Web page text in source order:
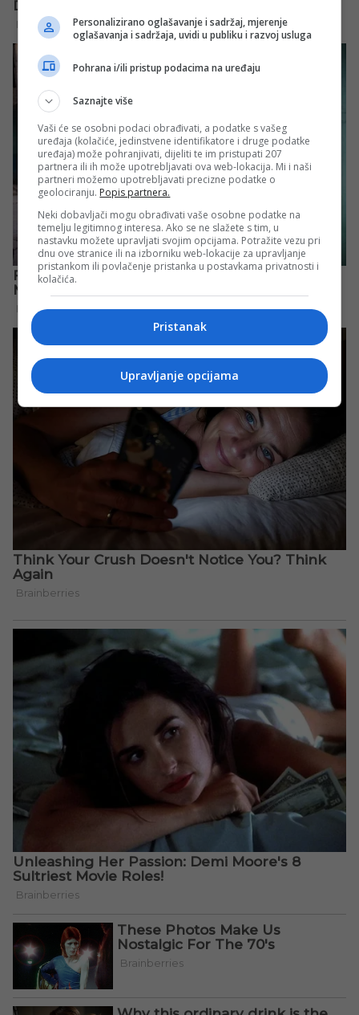
Personalizirano oglašavanje i sadržaj, mjerenje
oglašavanja i sadržaja, uvidi u publiku i razvoj usluga
Pohrana i/ili pristup podacima na uređaju
Saznajte više
Vaši će se osobni podaci obrađivati, a podatke s vašeg
uređaja (kolačiće, jedinstvene identifikatore i druge podatke
uređaja) može pohranjivati, dijeliti te im pristupati 207
partnera ili ih može upotrebljavati ova web-lokacija. Mi i naši
partneri možemo upotrebljavati precizne podatke o
geolociranju. Popis partnera.
Neki dobavljači mogu obrađivati vaše osobne podatke na
temelju legitimnog interesa. Ako se ne slažete s tim, u
nastavku možete upravljati svojim opcijama. Potražite vezu pri
dnu ove stranice ili na izborniku web-lokacije za upravljanje
pristankom ili povlačenje pristanka u postavkama privatnosti i
kolačića.
Pristanak
Upravljanje opcijama